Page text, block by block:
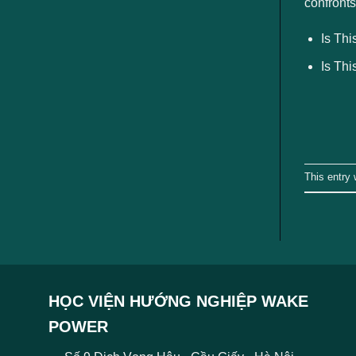
Is
Is
This entry
HỌC VIỆN HƯỚNG NGHIỆP WAKE
POWER